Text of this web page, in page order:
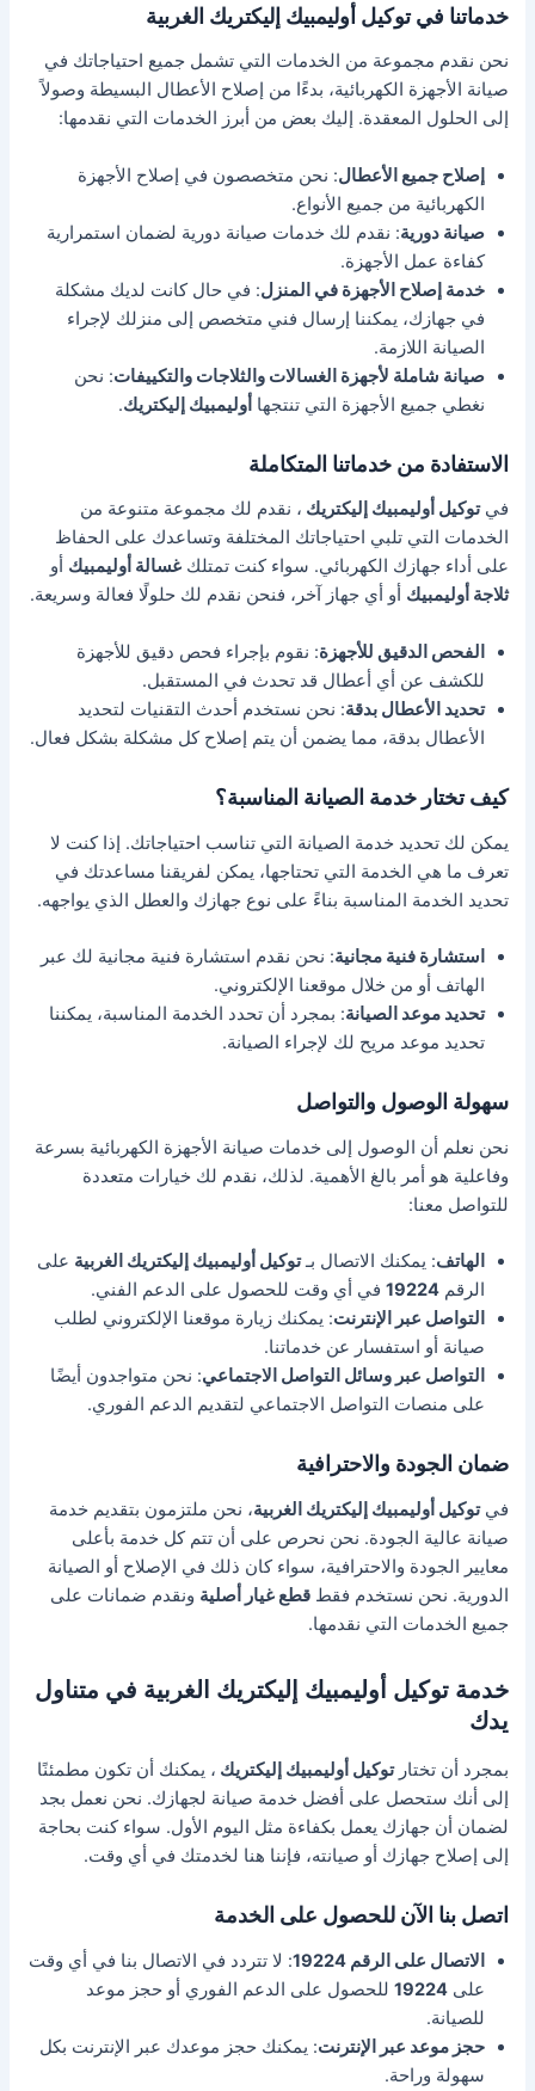
خدماتنا في توكيل أوليمبيك إليكتريك الغربية
نحن نقدم مجموعة من الخدمات التي تشمل جميع احتياجاتك في
صيانة الأجهزة الكهربائية، بدءًا من إصلاح الأعطال البسيطة وصولاً
إلى الحلول المعقدة. إليك بعض من أبرز الخدمات التي نقدمها:
إصلاح جميع الأعطال: نحن متخصصون في إصلاح الأجهزة
الكهربائية من جميع الأنواع.
صيانة دورية: نقدم لك خدمات صيانة دورية لضمان استمرارية
كفاءة عمل الأجهزة.
خدمة إصلاح الأجهزة في المنزل: في حال كانت لديك مشكلة
في جهازك، يمكننا إرسال فني متخصص إلى منزلك لإجراء
الصيانة اللازمة.
صيانة شاملة لأجهزة الغسالات والثلاجات والتكييفات: نحن
نغطي جميع الأجهزة التي تنتجها أوليمبيك إليكتريك.
الاستفادة من خدماتنا المتكاملة
فيتوكيل أوليمبيك إليكتريك ، نقدم لك مجموعة متنوعة من
الخدمات التي تلبي احتياجاتك المختلفة وتساعدك على الحفاظ
على أداء جهازك الكهربائي. سواء كنت تمتلكغسالة أوليمبيك أو
ثلاجة أوليمبيك أو أي جهاز آخر، فنحن نقدم لك حلولًا فعالة وسريعة.
الفحص الدقيق للأجهزة: نقوم بإجراء فحص دقيق للأجهزة
للكشف عن أي أعطال قد تحدث في المستقبل.
تحديد الأعطال بدقة: نحن نستخدم أحدث التقنيات لتحديد
الأعطال بدقة، مما يضمن أن يتم إصلاح كل مشكلة بشكل فعال.
كيف تختار خدمة الصيانة المناسبة؟
يمكن لك تحديد خدمة الصيانة التي تناسب احتياجاتك. إذا كنت لا
تعرف ما هي الخدمة التي تحتاجها، يمكن لفريقنا مساعدتك في
تحديد الخدمة المناسبة بناءً على نوع جهازك والعطل الذي يواجهه.
استشارة فنية مجانية: نحن نقدم استشارة فنية مجانية لك عبر
الهاتف أو من خلال موقعنا الإلكتروني.
تحديد موعد الصيانة: بمجرد أن تحدد الخدمة المناسبة، يمكننا
تحديد موعد مريح لك لإجراء الصيانة.
سهولة الوصول والتواصل
نحن نعلم أن الوصول إلى خدمات صيانة الأجهزة الكهربائية بسرعة
وفاعلية هو أمر بالغ الأهمية. لذلك، نقدم لك خيارات متعددة
للتواصل معنا:
الهاتف: يمكنك الاتصال بـتوكيل أوليمبيك إليكتريك الغربية على
الرقم19224 في أي وقت للحصول على الدعم الفني.
التواصل عبر الإنترنت: يمكنك زيارة موقعنا الإلكتروني لطلب
صيانة أو استفسار عن خدماتنا.
التواصل عبر وسائل التواصل الاجتماعي: نحن متواجدون أيضًا
على منصات التواصل الاجتماعي لتقديم الدعم الفوري.
ضمان الجودة والاحترافية
فيتوكيل أوليمبيك إليكتريك الغربية، نحن ملتزمون بتقديم خدمة
صيانة عالية الجودة. نحن نحرص على أن تتم كل خدمة بأعلى
معايير الجودة والاحترافية، سواء كان ذلك في الإصلاح أو الصيانة
الدورية. نحن نستخدم فقطقطع غيار أصلية ونقدم ضمانات على
جميع الخدمات التي نقدمها.
خدمة توكيل أوليمبيك إليكتريك الغربية في متناول
يدك
بمجرد أن تختارتوكيل أوليمبيك إليكتريك ، يمكنك أن تكون مطمئنًا
إلى أنك ستحصل على أفضل خدمة صيانة لجهازك. نحن نعمل بجد
لضمان أن جهازك يعمل بكفاءة مثل اليوم الأول. سواء كنت بحاجة
إلى إصلاح جهازك أو صيانته، فإننا هنا لخدمتك في أي وقت.
اتصل بنا الآن للحصول على الخدمة
الاتصال على الرقم 19224
: لا تتردد في الاتصال بنا في أي وقت
على19224 للحصول على الدعم الفوري أو حجز موعد
للصيانة.
حجز موعد عبر الإنترنت: يمكنك حجز موعدك عبر الإنترنت بكل
سهولة وراحة.